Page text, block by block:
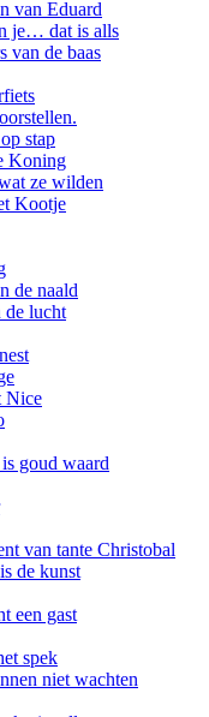
van Eduard
je… dat is alls
van de baas
stap
Koning
ze wilden
Kootje
de naald
de lucht
Nice
goud waard
van tante Christobal
de kunst
een gast
spek
niet wachten